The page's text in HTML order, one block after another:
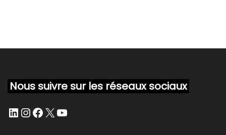
Nous suivre sur les réseaux sociaux
LinkedIn
Instagram
Facebook
X YouTube